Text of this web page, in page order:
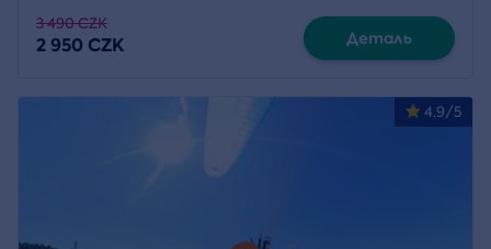
3 490 CZK
2 950 CZK Деталь
4.9/5